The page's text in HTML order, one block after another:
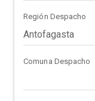
Región Despacho
Comuna Despacho